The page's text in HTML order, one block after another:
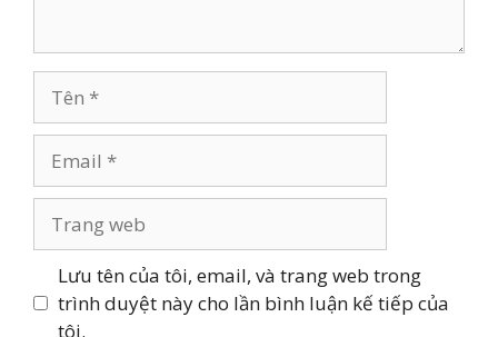
web
Lưu tên của tôi, email, và trang web trong
trình duyệt này cho lần bình luận kế tiếp của
tôi.